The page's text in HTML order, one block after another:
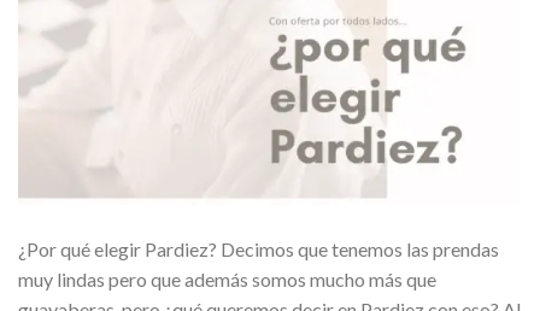
¿Por qué elegir Pardiez? Decimos que tenemos las prendas
muy lindas pero que además somos mucho más que